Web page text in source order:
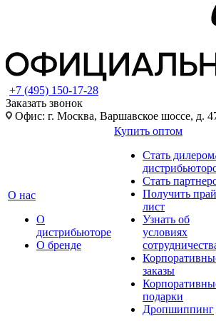
+7 (495) 150-17-28
Заказать звонок
Офис: г. Москва, Варшавское шоссе, д.
О нас
О
дистрибьюторе
О бренде
Купить оптом
Стать
Стать
Получить
лист
Узнать об
условиях
заказы
подарки
Дропшиппинг